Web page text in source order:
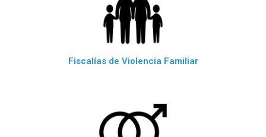
Fiscalías de Violencia Familiar